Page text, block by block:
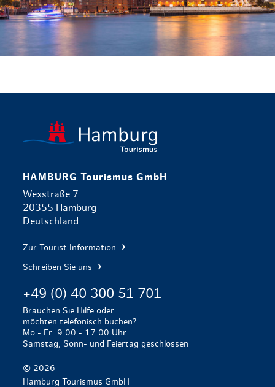
HAMBURG Tourismus GmbH
Wexstraße 7
20355 Hamburg
Deutschland
Zur Tourist Information
Schreiben Sie uns
+49 (0) 40 300 51 701
Brauchen Sie Hilfe oder
möchten telefonisch buchen?
Mo - Fr: 9:00 - 17:00 Uhr
Samstag, Sonn- und Feiertag geschlossen
© 2026
Hamburg Tourismus GmbH